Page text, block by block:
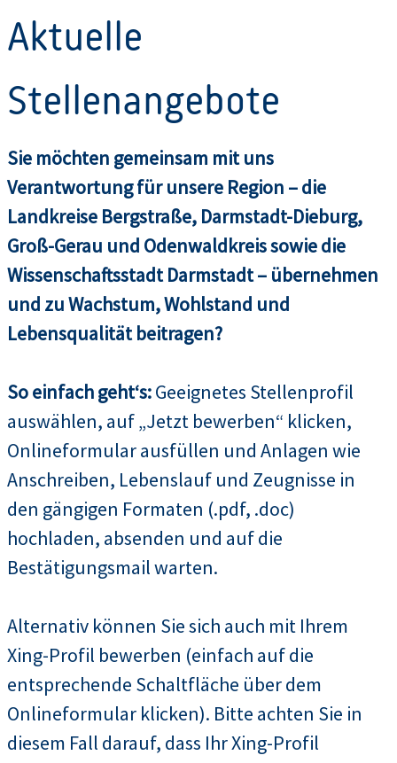
Aktuelle
Stellenangebote
Sie möchten gemeinsam mit uns
Verantwortung für unsere Region – die
Landkreise Bergstraße, Darmstadt-Dieburg,
Groß-Gerau und Odenwaldkreis sowie die
Wissenschaftsstadt Darmstadt – übernehmen
und zu Wachstum, Wohlstand und
Lebensqualität beitragen?
So einfach geht‘s:Geeignetes Stellenprofil
auswählen, auf „Jetzt bewerben“ klicken,
Onlineformular ausfüllen und Anlagen wie
Anschreiben, Lebenslauf und Zeugnisse in
den gängigen Formaten (.pdf, .doc)
hochladen, absenden und auf die
Bestätigungsmail warten.
Alternativ können Sie sich auch mit Ihrem
Xing-Profil bewerben (einfach auf die
entsprechende Schaltfläche über dem
Onlineformular klicken). Bitte achten Sie in
diesem Fall darauf, dass Ihr Xing-Profil